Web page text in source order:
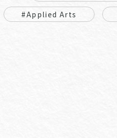
#Applied Arts